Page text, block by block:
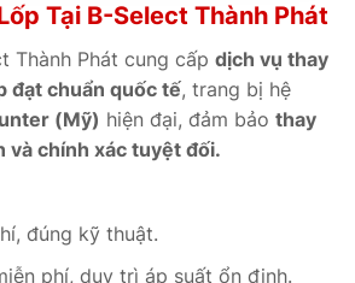
Tại B-Select Thành Phát
Thành Phát cung cấp dịch vụ thay
đạt chuẩn quốc tế, trang bị hệ
(Mỹ) hiện đại, đảm bảo thay
và chính xác tuyệt đối.
đúng kỹ thuật.
phí, duy trì áp suất ổn định.